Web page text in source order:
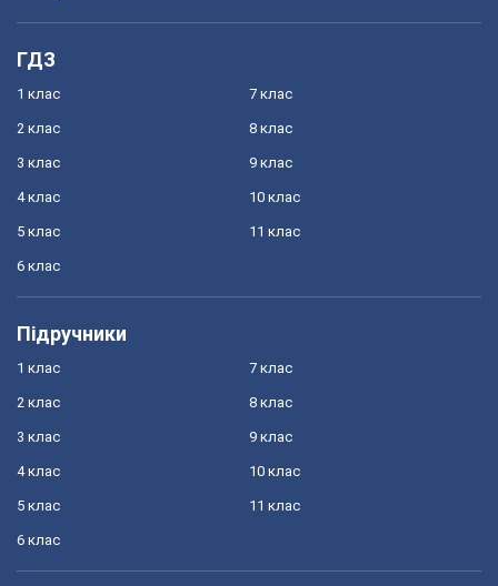
ГДЗ
1 клас
2 клас
3 клас
4 клас
5 клас
6 клас
7 клас
8 клас
9 клас
10 клас
11 клас
Підручники
1 клас
2 клас
3 клас
4 клас
5 клас
6 клас
7 клас
8 клас
9 клас
10 клас
11 клас